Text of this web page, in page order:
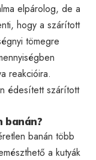
elpárolog, de a
hogy a szárított
tömegre
reakcióira.
édesített szárított
banán?
banán több
a kutyák